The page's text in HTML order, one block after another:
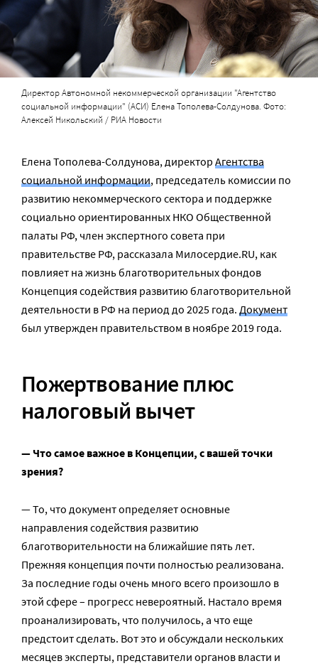
Директор Автономной некоммерческой организации "Агентство
социальной информации" (АСИ) Елена Тополева-Солдунова. Фото:
Алексей Никольский / РИА Новости
Елена Тополева-Солдунова, директор Агентства
социальной информации, председатель комиссии по
развитию некоммерческого сектора и поддержке
социально ориентированных НКО Общественной
палаты РФ, член экспертного совета при
правительстве РФ, рассказала Милосердие.RU, как
повлияет на жизнь благотворительных фондов
Концепция содействия развитию благотворительной
деятельности в РФ на период до 2025 года. Документ
был утвержден правительством в ноябре 2019 года.
Пожертвование плюс
налоговый вычет
— Что самое важное в Концепции, с вашей точки
зрения?
— То, что документ определяет основные
направления содействия развитию
благотворительности на ближайшие пять лет.
Прежняя концепция почти полностью реализована.
За последние годы очень много всего произошло в
этой сфере – прогресс невероятный. Настало время
проанализировать, что получилось, а что еще
предстоит сделать. Вот это и обсуждали нескольких
месяцев эксперты, представители органов власти и